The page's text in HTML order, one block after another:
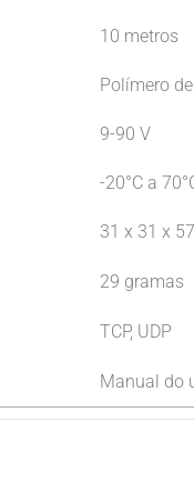
10 metros
Polímero
9-90 V
-20°C a
31 x 31 x
29 gramas
TCP, UDP
Manual do